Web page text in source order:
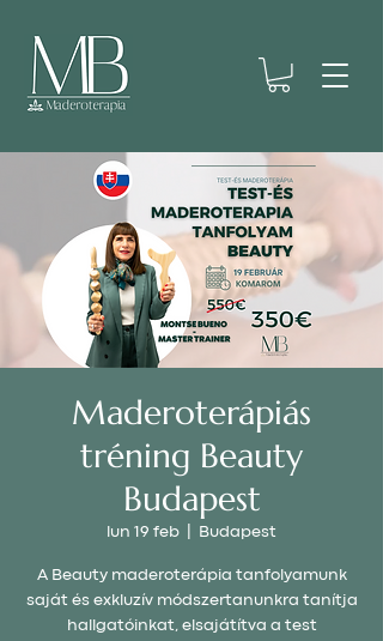
Maderoterápiás
tréning Beauty
Budapest
lun 19 feb Budapest
A Beauty maderoterápia tanfolyamunk
saját és exkluzív módszertanunkra tanítja
hallgatóinkat, elsajátítva a test